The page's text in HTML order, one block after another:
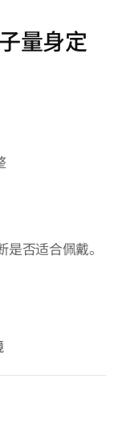
量身定
否适合佩戴。